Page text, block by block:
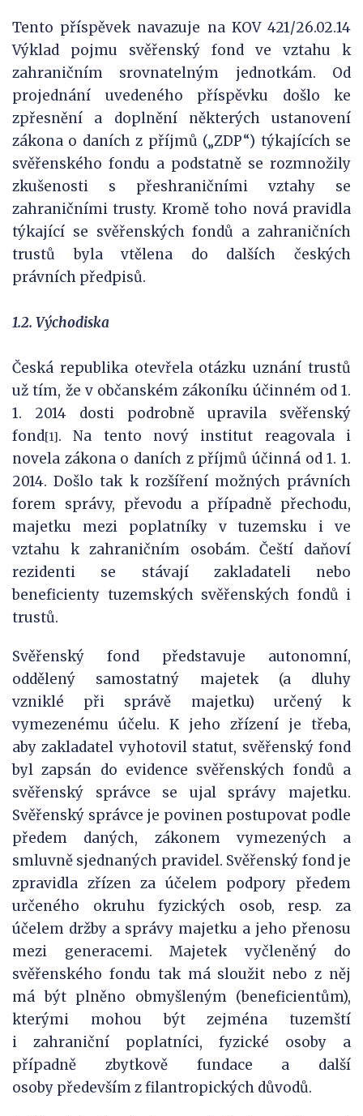
Tento příspěvek navazuje na KOV 421/26.02.14
Výklad pojmu svěřenský fond ve vztahu k
zahraničním srovnatelným jednotkám. Od
projednání uvedeného příspěvku došlo ke
zpřesnění a doplnění některých ustanovení
zákona o daních z příjmů („ZDP“) týkajících se
svěřenského fondu a podstatně se rozmnožily
zkušenosti s přeshraničními vztahy se
zahraničními trusty. Kromě toho nová pravidla
týkající se svěřenských fondů a zahraničních
trustů byla vtělena do dalších českých
právních předpisů.
1.2. Východiska
Česká republika otevřela otázku uznání trustů
už tím, že v občanském zákoníku účinném od 1.
1. 2014 dosti podrobně upravila svěřenský
fond[1]. Na tento nový institut reagovala i
novela zákona o daních z příjmů účinná od 1. 1.
2014. Došlo tak k rozšíření možných právních
forem správy, převodu a případně přechodu,
majetku mezi poplatníky v tuzemsku i ve
vztahu k zahraničním osobám. Čeští daňoví
rezidenti se stávají zakladateli nebo
beneficienty tuzemských svěřenských fondů i
trustů.
Svěřenský fond představuje autonomní,
oddělený samostatný majetek (a dluhy
vzniklé při správě majetku) určený k
vymezenému účelu. K jeho zřízení je třeba,
aby zakladatel vyhotovil statut, svěřenský fond
byl zapsán do evidence svěřenských fondů a
svěřenský správce se ujal správy majetku.
Svěřenský správce je povinen postupovat podle
předem daných, zákonem vymezených a
smluvně sjednaných pravidel. Svěřenský fond je
zpravidla zřízen za účelem podpory předem
určeného okruhu fyzických osob, resp. za
účelem držby a správy majetku a jeho přenosu
mezi generacemi. Majetek vyčleněný do
svěřenského fondu tak má sloužit nebo z něj
má být plněno obmyšleným (beneficientům),
kterými mohou být zejména tuzemští
i zahraniční poplatníci, fyzické osoby a
případně zbytkově fundace a další
osoby především z filantropických důvodů.